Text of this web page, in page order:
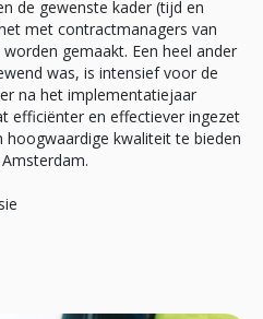
de gewenste kader (tijd en
met contractmanagers van
gemaakt. Een heel ander
was, is intensief voor de
na het implementatiejaar
efficiënter en effectiever ingezet
kwaliteit te bieden